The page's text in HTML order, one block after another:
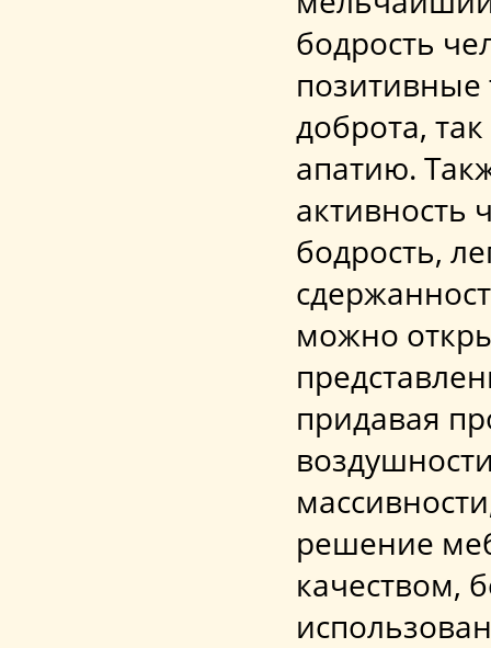
бодрость
позитивные
доброта,
апатию.
активность
бодрость,
можно
придавая
решение
качеством,